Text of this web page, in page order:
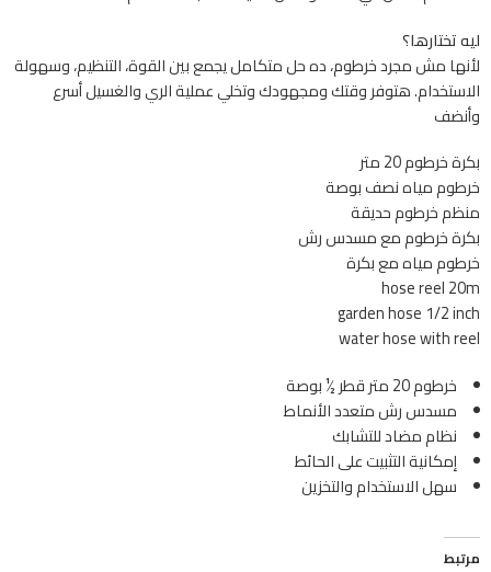
ليه تختارها؟
لأنها مش مجرد خرطوم، ده حل متكامل يجمع بين القوة، التنظيم، وسهولة
الاستخدام. هتوفر وقتك ومجهودك وتخلي عملية الري والغسيل أسرع
وأنضف
بكرة خرطوم 20 متر
خرطوم مياه نصف بوصة
منظم خرطوم حديقة
بكرة خرطوم مع مسدس رش
خرطوم مياه مع بكرة
hose reel 20m
garden hose 1/2 inch
water hose with reel
خرطوم 20 متر قطر ½ بوصة
مسدس رش متعدد الأنماط
نظام مضاد للتشابك
إمكانية التثبيت على الحائط
سهل الاستخدام والتخزين
مرتبط